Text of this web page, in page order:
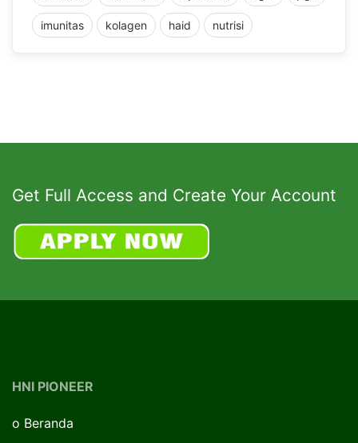
imunitas kolagen haid nutrisi
Get Full Access and Create Your Account
HNI PIONEER
o Beranda